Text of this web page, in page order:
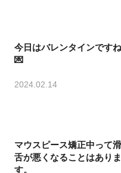
今日はバレンタインですね
💌
2024.02.14
マウスピース矯正中って滑
舌が悪くなることはありま
す。